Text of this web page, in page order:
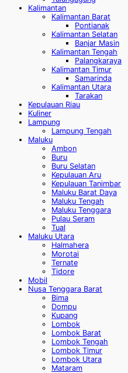
Kalimantan
Kalimantan Barat
Pontianak
Kalimantan Selatan
Banjar Masin
Kalimantan Tengah
Palangkaraya
Kalimantan Timur
Samarinda
Kalimantan Utara
Tarakan
Kepulauan Riau
Kuliner
Lampung
Lampung Tengah
Maluku
Ambon
Buru
Buru Selatan
Kepulauan Aru
Kepulauan Tanimbar
Maluku Barat Daya
Maluku Tengah
Maluku Tenggara
Pulau Seram
Tual
Maluku Utara
Halmahera
Morotai
Ternate
Tidore
Mobil
Nusa Tenggara Barat
Bima
Dompu
Kupang
Lombok
Lombok Barat
Lombok Tengah
Lombok Timur
Lombok Utara
Mataram